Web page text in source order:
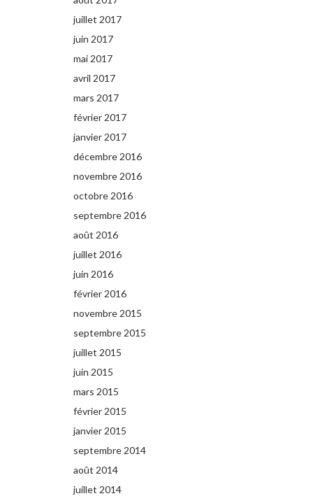
juillet 2017
juin 2017
mai 2017
avril 2017
mars 2017
février 2017
janvier 2017
décembre 2016
novembre 2016
octobre 2016
septembre 2016
août 2016
juillet 2016
juin 2016
février 2016
novembre 2015
septembre 2015
juillet 2015
juin 2015
mars 2015
février 2015
janvier 2015
septembre 2014
août 2014
juillet 2014